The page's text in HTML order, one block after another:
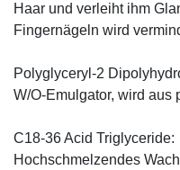
Haar und verleiht ihm
Fingernägeln wird
Polyglyceryl-2
W/O-Emulgator, wird aus
C18-36 Acid Triglyceride:
Hochschmelzendes